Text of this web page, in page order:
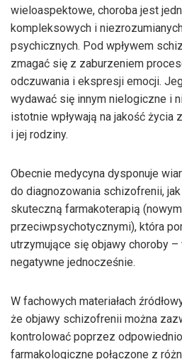
wieloaspektowe, choroba jest
kompleksowych i
psychicznych. Pod wpływem
zmagać się z zaburzeniem
odczuwania i ekspresji emocji.
wydawać się innym nielogiczne i
istotnie wpływają na jakość życia
i jej rodziny.
Obecnie medycyna dysponuje
do diagnozowania schizofrenii,
skuteczną farmakoterapią
przeciwpsychotycznymi), która
utrzymujące się objawy choroby
negatywne jednocześnie.
W fachowych materiałach
że objawy schizofrenii można
kontrolować poprzez
farmakologiczne połączone z